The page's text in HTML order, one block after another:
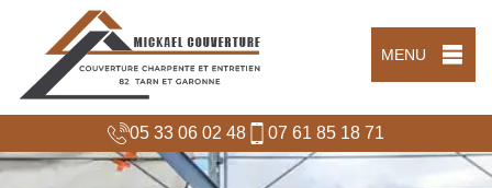
MENU
05 33 06 02 48 07 61 85 18 71